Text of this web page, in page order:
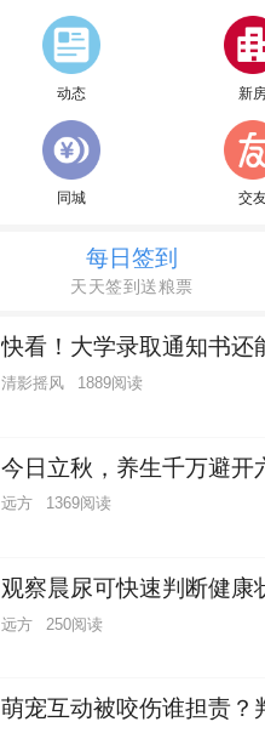
动态 新
同城 交
每日签到
天天签到送粮票
快看！大学录取通知书还
清影摇风 1889阅读
今日立秋，养生千万避开
远方 1369阅读
观察晨尿可快速判断健康
远方 250阅读
萌宠互动被咬伤谁担责？